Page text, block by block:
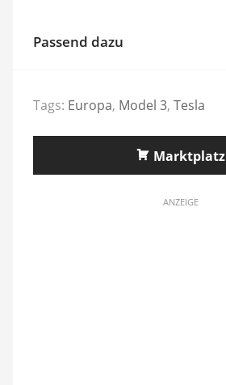
Passend dazu
Tags: Europa, Model 3, Tesla
Marktplatz
ANZEIGE